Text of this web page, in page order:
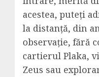
acestea, puteți
la distanță, din
observație, fără
cartierul Plaka,
Zeus sau